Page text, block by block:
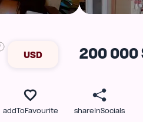
USD 200 000
addToFavourite shareInSocials